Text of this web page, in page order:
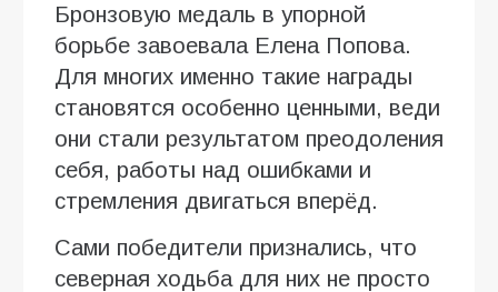
Бронзовую медаль в упорной
борьбе завоевала Елена Попова.
Для многих именно такие награды
становятся особенно ценными, веди
они стали результатом преодоления
себя, работы над ошибками и
стремления двигаться вперёд.
Сами победители признались, что
северная ходьба для них не просто